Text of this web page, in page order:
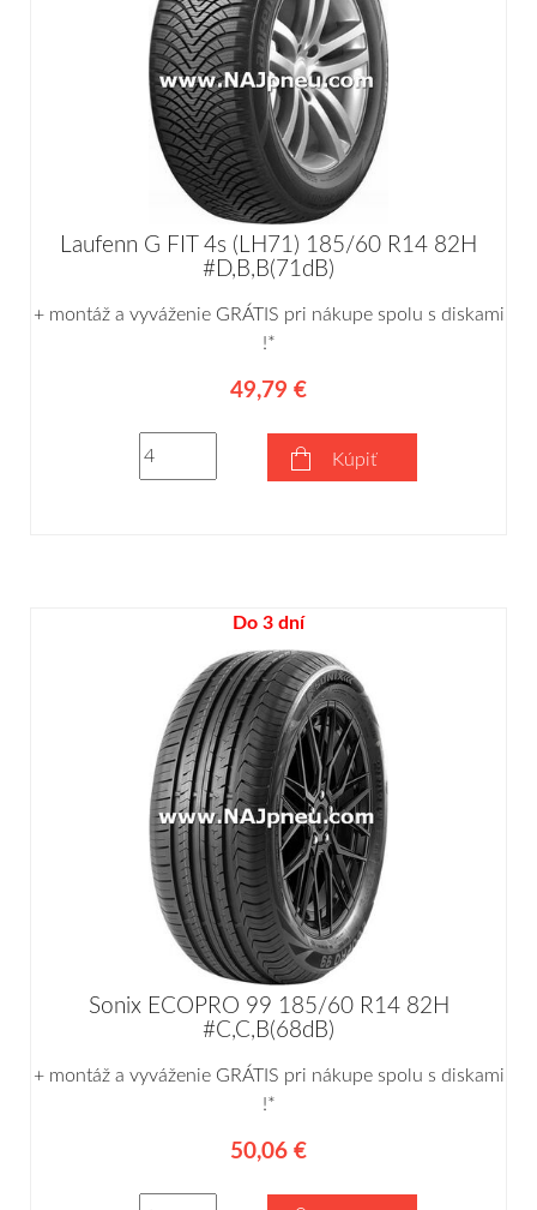
Laufenn G FIT 4s (LH71) 185/60 R14 82H
#D,B,B(71dB)
+ montáž a vyváženie GRÁTIS pri nákupe spolu s diskami
!*
49,79 €
Kúpiť
Do 3 dní
Sonix ECOPRO 99 185/60 R14 82H
#C,C,B(68dB)
+ montáž a vyváženie GRÁTIS pri nákupe spolu s diskami
!*
50,06 €